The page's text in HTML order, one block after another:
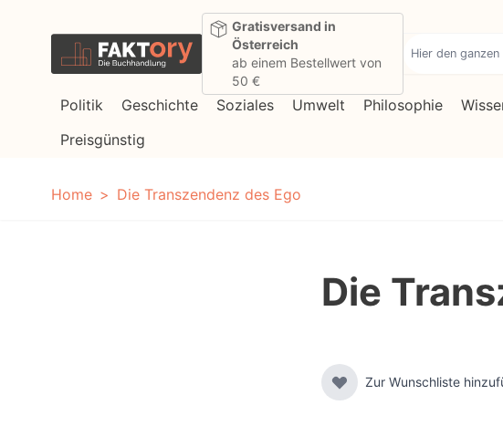
Gratisversand in
Österreich
ab einem Bestellwert von
50 €
Politik Geschichte Soziales Umwelt Philosophie
Preisgünstig
Home Die Transzendenz des Ego
Die
Zur Wunschliste